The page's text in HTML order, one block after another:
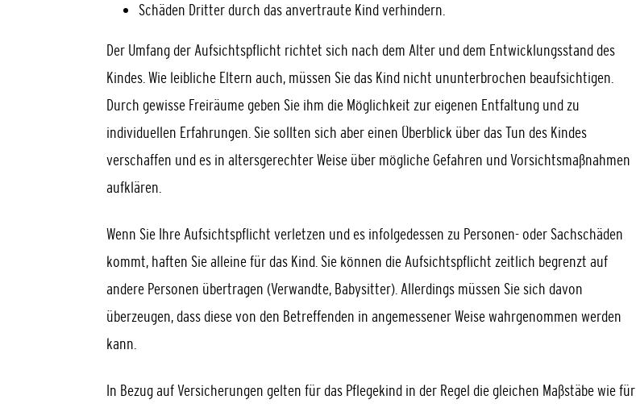
Schäden Dritter durch das anvertraute Kind verhindern.
Der Umfang der Aufsichtspflicht richtet sich nach dem Alter und dem Entwicklungsstand des
Kindes. Wie leibliche Eltern auch, müssen Sie das Kind nicht ununterbrochen beaufsichtigen.
Durch gewisse Freiräume geben Sie ihm die Möglichkeit zur eigenen Entfaltung und zu
individuellen Erfahrungen. Sie sollten sich aber einen Überblick über das Tun des Kindes
verschaffen und es in altersgerechter Weise über mögliche Gefahren und Vorsichtsmaßnahmen
aufklären.
Wenn Sie Ihre Aufsichtspflicht verletzen und es infolgedessen zu Personen- oder Sachschäden
kommt, haften Sie alleine für das Kind. Sie können die Aufsichtspflicht zeitlich begrenzt auf
andere Personen übertragen (Verwandte, Babysitter). Allerdings müssen Sie sich davon
überzeugen, dass diese von den Betreffenden in angemessener Weise wahrgenommen werden
kann.
In Bezug auf Versicherungen gelten für das Pflegekind in der Regel die gleichen Maßstäbe wie für